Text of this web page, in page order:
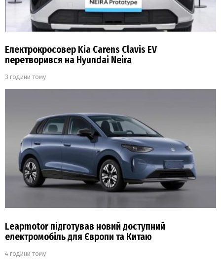
Електрокросовер Kia Carens Clavis EV
перетворився на Hyundai Neira
3 години тому
Leapmotor підготував новий доступний
електромобіль для Європи та Китаю
4 години тому